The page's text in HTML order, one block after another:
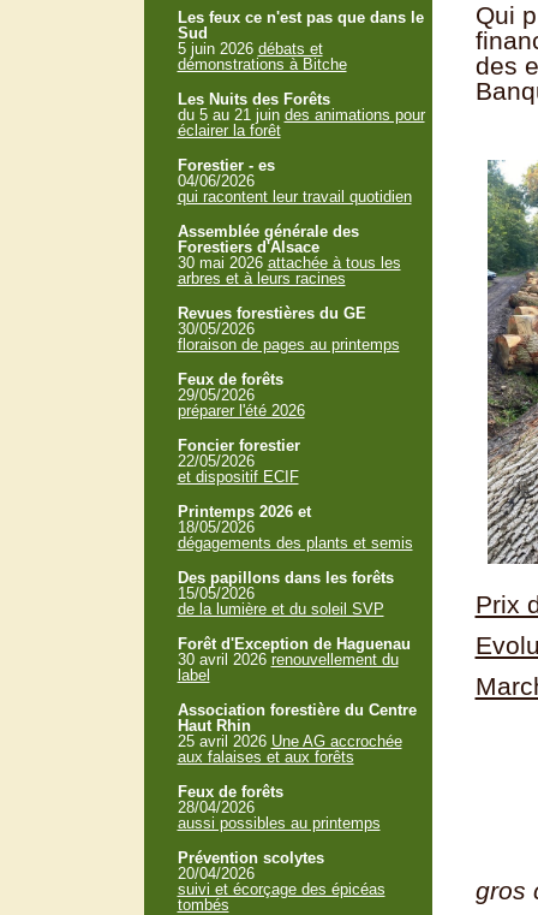
Qui
des
Prix
gros
Les feux ce n'est pas que dans le
Sud
5 juin 2026 débats et
démonstrations à Bitche
Les Nuits des Forêts
du 5 au 21 juin des animations pour
éclairer la forêt
Forestier - es
04/06/2026
qui racontent leur travail quotidien
Assemblée générale des
Forestiers d'Alsace
30 mai 2026 attachée à tous les
arbres et à leurs racines
Revues forestières du GE
30/05/2026
floraison de pages au printemps
Feux de forêts
29/05/2026
préparer l'été 2026
Foncier forestier
22/05/2026
et dispositif ECIF
Printemps 2026 et
18/05/2026
dégagements des plants et semis
Des papillons dans les forêts
15/05/2026
de la lumière et du soleil SVP
Forêt d'Exception de Haguenau
30 avril 2026 renouvellement du
label
Association forestière du Centre
Haut Rhin
25 avril 2026 Une AG accrochée
aux falaises et aux forêts
Feux de forêts
28/04/2026
aussi possibles au printemps
Prévention scolytes
20/04/2026
suivi et écorçage des épicéas
tombés